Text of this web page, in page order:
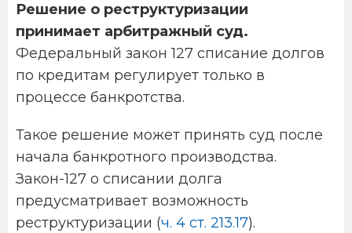
Решение о реструктуризации
принимает арбитражный суд.
Федеральный закон 127 списание долгов
по кредитам регулирует только в
процессе банкротства.
Такое решение может принять суд после
начала банкротного производства.
Закон-127 о списании долга
предусматривает возможность
реструктуризации (ч. 4 ст. 213.17).